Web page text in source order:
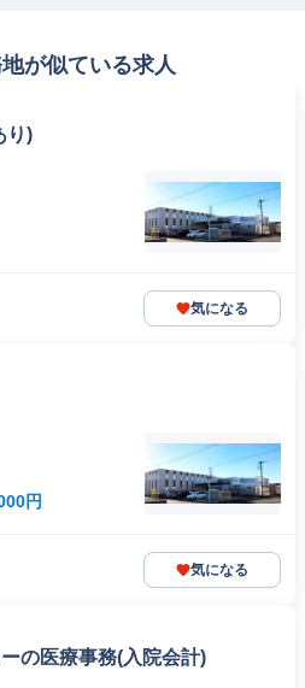
が似ている求人
り)
気になる
円
気になる
の医療事務(入院会計)